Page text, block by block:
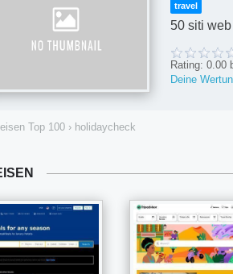
travel
50 siti
Rating: 0.00
Deine
Top 100 › holidaycheck